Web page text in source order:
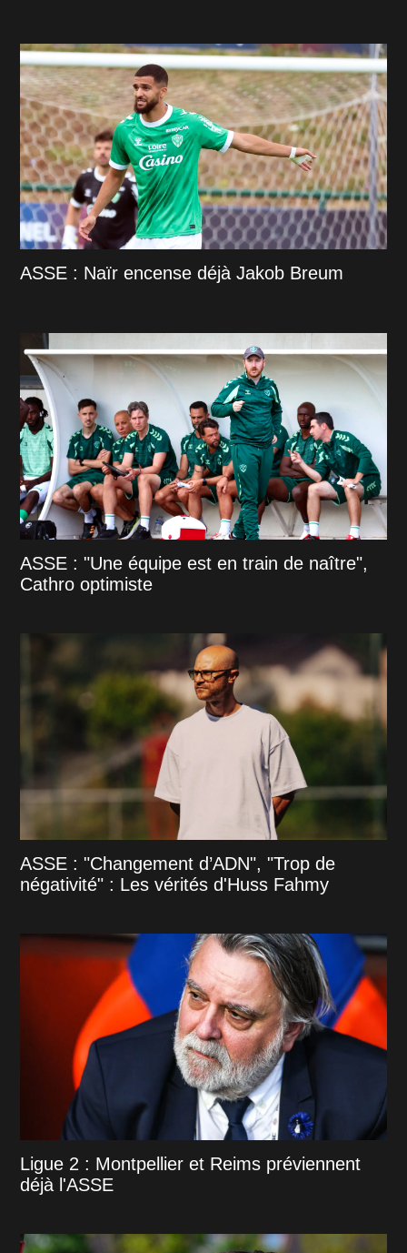
ASSE : Naïr encense déjà Jakob Breum
ASSE : "Une équipe est en train de naître",
Cathro optimiste
ASSE : "Changement d’ADN", "Trop de
négativité" : Les vérités d'Huss Fahmy
Ligue 2 : Montpellier et Reims préviennent
déjà l'ASSE